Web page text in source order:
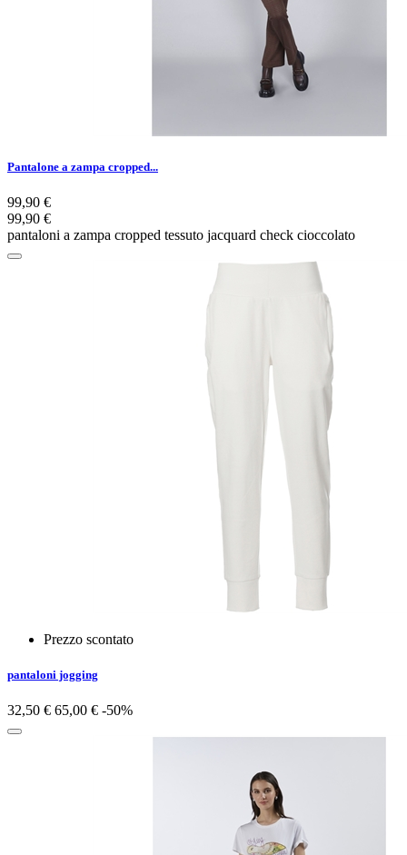
Pantalone a zampa cropped...
99,90 €
99,90 €
pantaloni a zampa cropped tessuto jacquard check cioccolato
Prezzo scontato
pantaloni jogging
32,50 € 65,00 € -50%